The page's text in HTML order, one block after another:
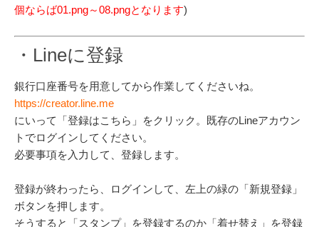
個ならば01.png～08.pngとなります)
・Lineに登録
銀行口座番号を用意してから作業してくださいね。
https://creator.line.me
にいって「登録はこちら」をクリック。既存のLineアカウン
トでログインしてください。
必要事項を入力して、登録します。
登録が終わったら、ログインして、左上の緑の「新規登録」
ボタンを押します。
そうすると「スタンプ」を登録するのか「着せ替え」を登録